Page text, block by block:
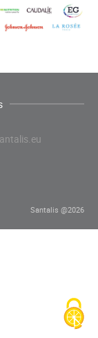
Santalis @2026